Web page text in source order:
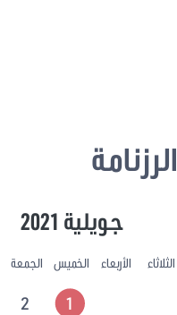
الرزنامة
جويلية 2021
الثلاثاء الأربعاء الخميس الجمعة
1
2